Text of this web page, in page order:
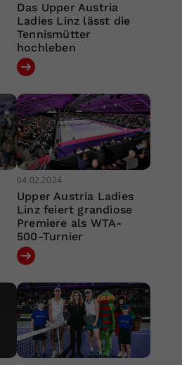
Das Upper Austria
Ladies Linz lässt die
Tennismütter
hochleben
04.02.2024
Upper Austria Ladies
Linz feiert grandiose
Premiere als WTA-
500-Turnier